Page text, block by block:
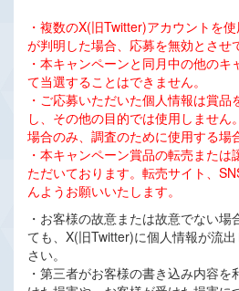
・複数のX(旧Twitter)アカウントを
が判明した場合、応募を無効とさせ
・本キャンペーンと同月中の他の
て当選することはできません。
・ご応募いただいた個人情報は賞
し、その他の目的では使用しません
場合のみ、調査のために使用する場
・本キャンペーン賞品の転売また
ただいております。転売サイト、
んようお願いいたします。
・お客様の故意または故意でない
ても、X(旧Twitter)に個人情報が流
さい。
・第三者がお客様の書き込み内容